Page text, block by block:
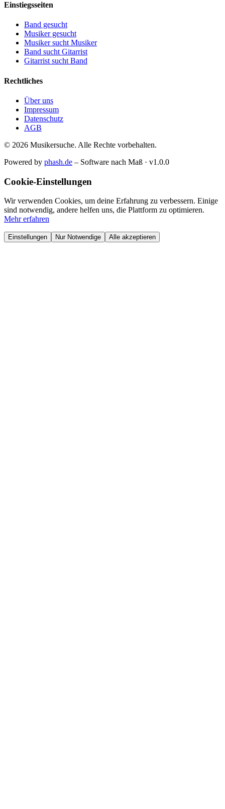
Einstiegsseiten
Band gesucht
Musiker gesucht
Musiker sucht Musiker
Band sucht Gitarrist
Gitarrist sucht Band
Rechtliches
Über uns
Impressum
Datenschutz
AGB
© 2026 Musikersuche. Alle Rechte vorbehalten.
Powered by phash.de – Software nach Maß · v1.0.0
Cookie-Einstellungen
Wir verwenden Cookies, um deine Erfahrung zu verbessern. Einige
sind notwendig, andere helfen uns, die Plattform zu optimieren.
Mehr erfahren
Einstellungen Nur Notwendige Alle akzeptieren